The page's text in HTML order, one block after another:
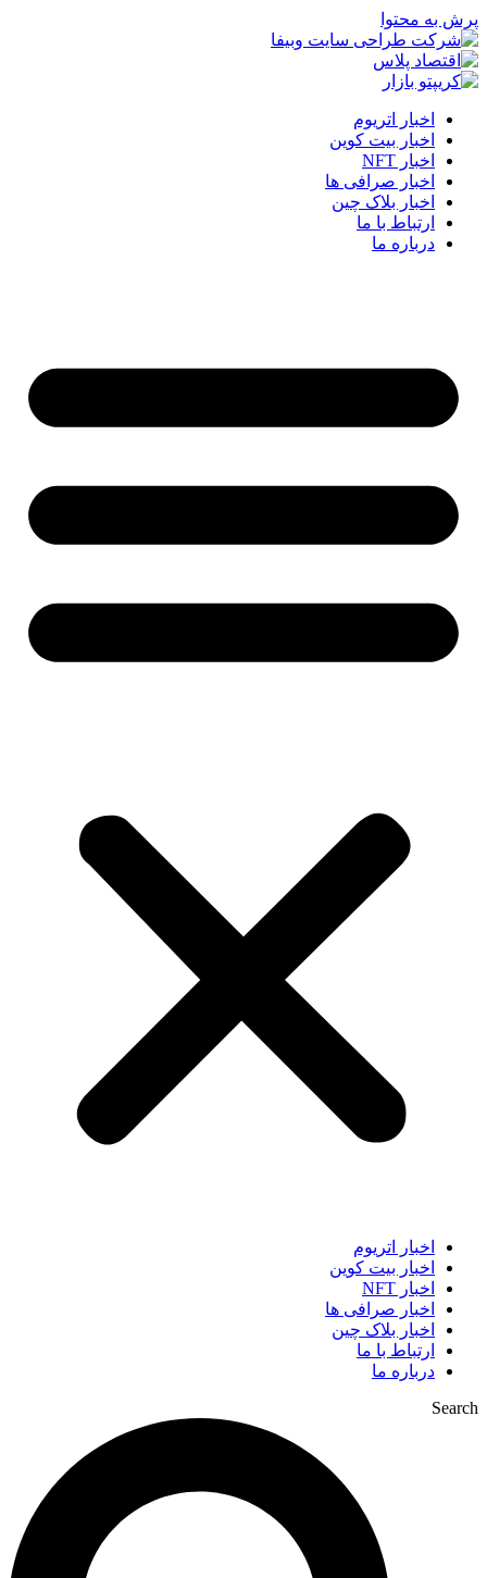
پرش به محتوا
اخبار اتریوم
اخبار بیت کوین
اخبار NFT
اخبار صرافی ها
اخبار بلاک چین
ارتباط با ما
درباره ما
اخبار اتریوم
اخبار بیت کوین
اخبار NFT
اخبار صرافی ها
اخبار بلاک چین
ارتباط با ما
درباره ما
Search